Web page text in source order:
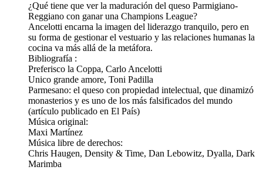
¿Qué tiene que ver la maduración del queso Parmigiano-
Reggiano con ganar una Champions League?
Ancelotti encarna la imagen del liderazgo tranquilo, pero en
su forma de gestionar el vestuario y las relaciones humanas la
cocina va más allá de la metáfora.
Bibliografía :
Preferisco la Coppa, Carlo Ancelotti
Unico grande amore, Toni Padilla
Parmesano: el queso con propiedad intelectual, que dinamizó
monasterios y es uno de los más falsificados del mundo
(artículo publicado en El País)
Música original:
Maxi Martínez
Música libre de derechos:
Chris Haugen, Density & Time, Dan Lebowitz, Dyalla, Dark
Marimba